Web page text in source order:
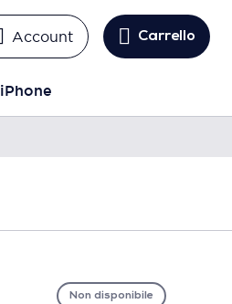
Account Carrello
iPhone
Non disponibile